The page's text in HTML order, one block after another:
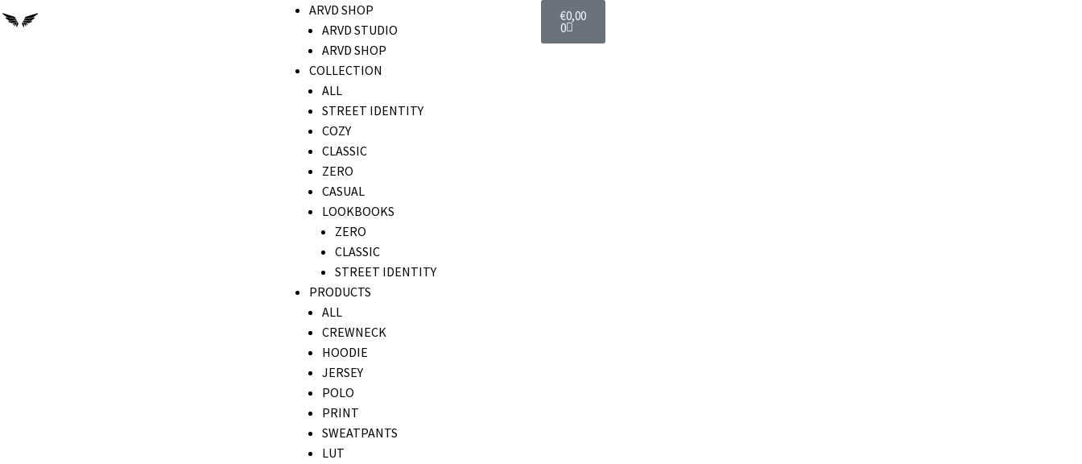
ARVD SHOP
ARVD STUDIO
ARVD SHOP
COLLECTION
ALL
STREET IDENTITY
COZY
CLASSIC
ZERO
CASUAL
LOOKBOOKS
ZERO
CLASSIC
STREET IDENTITY
PRODUCTS
ALL
CREWNECK
HOODIE
JERSEY
POLO
PRINT
SWEATPANTS
LUT
€0,00
0